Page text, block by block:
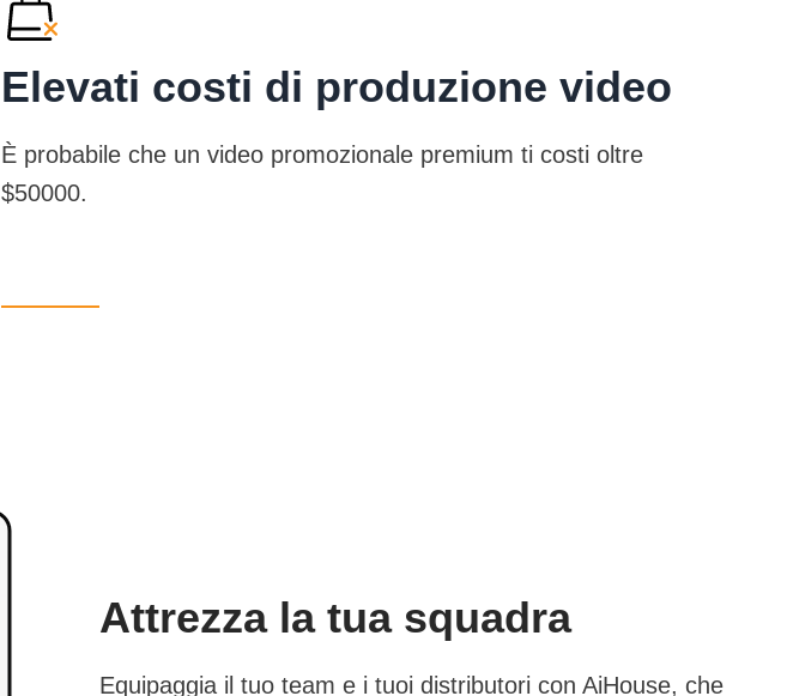
Elevati costi di produzione video
È probabile che un video promozionale premium ti costi oltre
$50000.
Attrezza la tua squadra
Equipaggia il tuo team e i tuoi distributori con AiHouse, che